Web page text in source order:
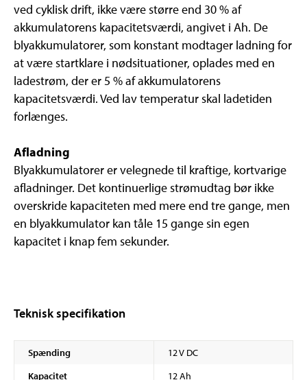
ved cyklisk drift, ikke være større end 30 % af
akkumulatorens kapacitetsværdi, angivet i Ah. De
blyakkumulatorer, som konstant modtager ladning for
at være startklare i nødsituationer, oplades med en
ladestrøm, der er 5 % af akkumulatorens
kapacitetsværdi. Ved lav temperatur skal ladetiden
forlænges.
Afladning
Blyakkumulatorer er velegnede til kraftige, kortvarige
afladninger. Det kontinuerlige strømudtag bør ikke
overskride kapaciteten med mere end tre gange, men
en blyakkumulator kan tåle 15 gange sin egen
kapacitet i knap fem sekunder.
Teknisk specifikation
Spænding
12 V DC
Kapacitet
12 Ah